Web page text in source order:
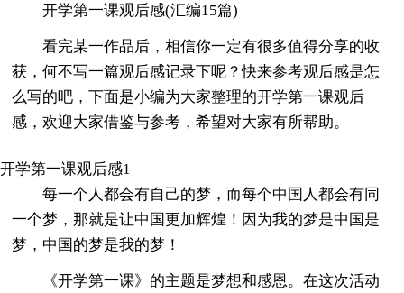
开学第一课观后感(汇编15篇)
看完某一作品后，相信你一定有很多值得分享的收
获，何不写一篇观后感记录下呢？快来参考观后感是怎
么写的吧，下面是小编为大家整理的开学第一课观后
感，欢迎大家借鉴与参考，希望对大家有所帮助。
开学第一课观后感1
每一个人都会有自己的梦，而每个中国人都会有同
一个梦，那就是让中国更加辉煌！因为我的梦是中国是
梦，中国的梦是我的梦！
《开学第一课》的主题是梦想和感恩。在这次活动